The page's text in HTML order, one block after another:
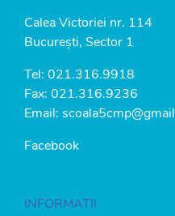
Calea Victoriei nr. 114
București, Sector 1
Tel: 021.316.9918
Fax: 021.316.9236
Email:
Facebook
INFORMATII